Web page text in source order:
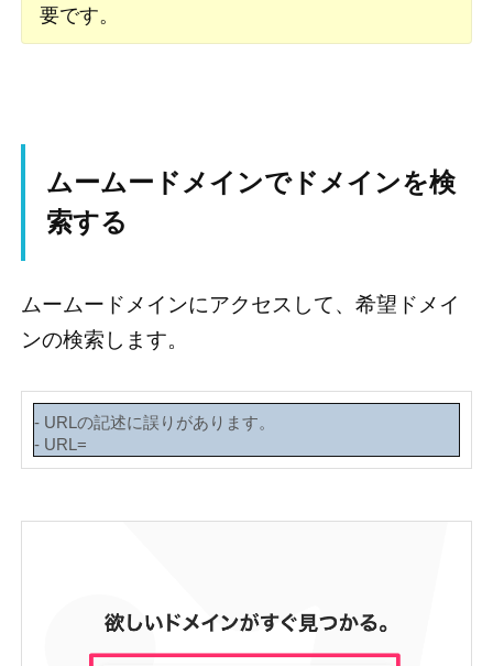
要です。
ムームードメインでドメインを検
索する
ムームードメインにアクセスして、希望ドメイ
ンの検索します。
- URLの記述に誤りがあります。
- URL=